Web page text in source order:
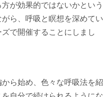
が効果的ではないかという
ら、呼吸と瞑想を深めてい
で開催することにしまし
ら始め、色々な呼吸法を紹